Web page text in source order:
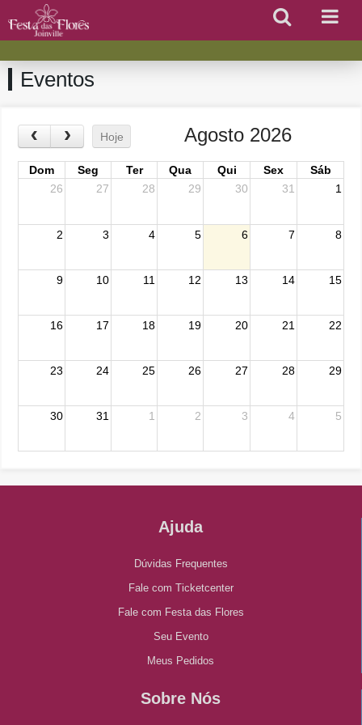
Eventos
Hoje Agosto 2026
Dom Seg Ter Qua Qui Sex
Sáb
26
27 28 29 30 31 1
2 3 4 5 6 7 8
9 10 11 12 13 14 15
16 17 18 19 20 21 22
23 24 25 26 27 28 29
30 31 1 2 3 4 5
Ajuda
Dúvidas Frequentes
Fale com Ticketcenter
Fale com Festa das Flores
Seu Evento
Meus Pedidos
Sobre Nós